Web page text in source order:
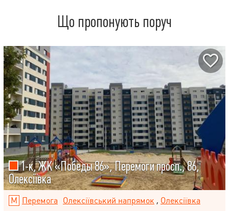
Що пропонують поруч
1-к, ЖК «Победы 86», Перемоги просп., 86,
Олексіївка
Перемога Олексіївський напрямок , Олексіївка